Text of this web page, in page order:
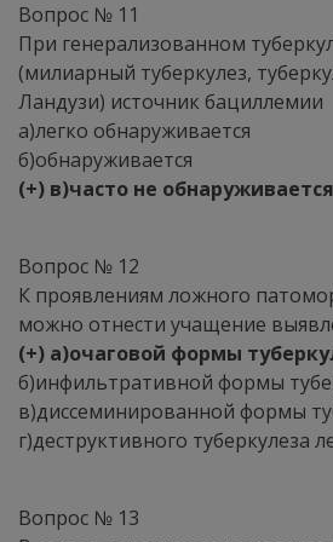
Вопрос № 11
При генерализованном
(милиарный туберкулез,
Ландузи) источник бациллемии
а)легко обнаруживается
б)обнаруживается
(+) в)часто не обнаруживается
Вопрос № 12
К проявлениям ложного
можно отнести учащение
(+) а)очаговой формы
б)инфильтративной формы
в)диссеминированной формы
г)деструктивного туберкулеза
Вопрос № 13